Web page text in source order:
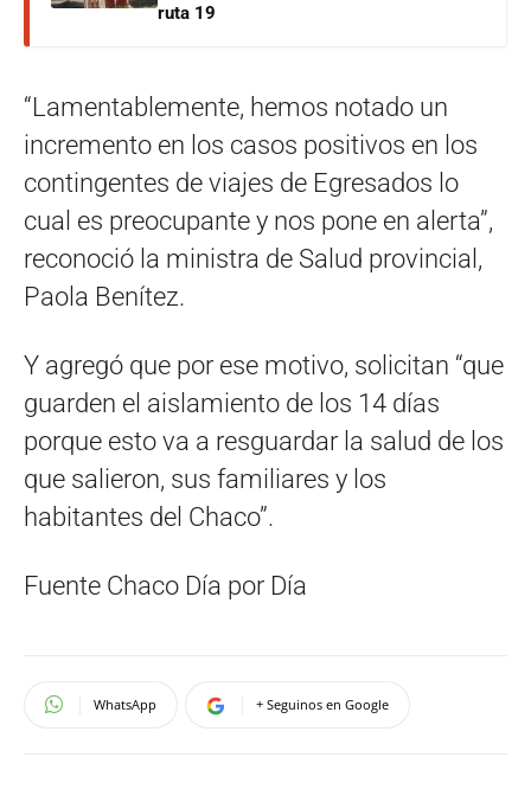
ruta 19
“Lamentablemente, hemos notado un
incremento en los casos positivos en los
contingentes de viajes de Egresados lo
cual es preocupante y nos pone en alerta”,
reconoció la ministra de Salud provincial,
Paola Benítez.
Y agregó que por ese motivo, solicitan “que
guarden el aislamiento de los 14 días
porque esto va a resguardar la salud de los
que salieron, sus familiares y los
habitantes del Chaco”.
Fuente Chaco Día por Día
WhatsApp + Seguinos en Google